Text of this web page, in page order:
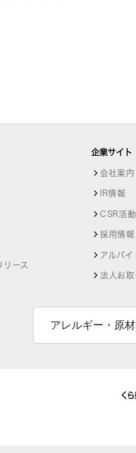
リース
企業サイト
会社案内
IR情報
CSR活動
採用情報
アルバ
法人お取
アレルギー・原
く